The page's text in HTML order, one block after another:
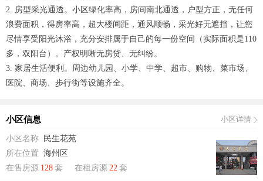
2. 房型采光通透。小区绿化率高，房间南北通透，户型方正，无任何
浪费面积，得房率高，超大楼间距，通风顺畅，采光好无遮挡，让您
尽情享受阳光沐浴，充分安排属于自己的每一份空间（实际面积是110
多，双阳台）。产权明晰无房贷、无纠纷。
3. 家居生活便利。周边幼儿园、小学、中学、超市、购物、菜市场、
医院、商场、步行街等设施齐全。
小区信息 小区详情
小区名称
民生花苑
所在位置 海州区
在售房源 128 套 在租房源 22 套